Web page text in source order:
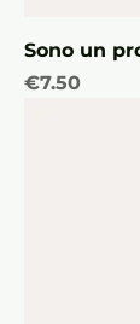
Sono un
Price
€7.50